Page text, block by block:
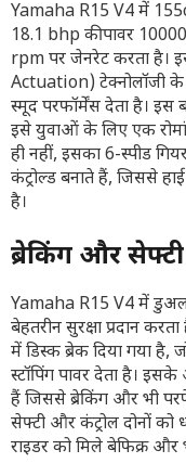
Yamaha R15 V4 में
18.1 bhp की पावर
rpm पर जेनरेट करता है।
Actuation) टेक्नोलॉजी के
स्मूद परफॉर्मेंस देता है। इस
इसे युवाओं के लिए एक
ही नहीं, इसका 6-स्पीड
कंट्रोल्ड बनाते हैं, जिससे
है।
ब्रेकिंग और
Yamaha R15 V4 में
बेहतरीन सुरक्षा प्रदान
में डिस्क ब्रेक दिया गया
स्टॉपिंग पावर देता है।
हैं जिससे ब्रेकिंग और भी
सेफ्टी और कंट्रोल दोनों को
राइडर को मिले बेफिक्र